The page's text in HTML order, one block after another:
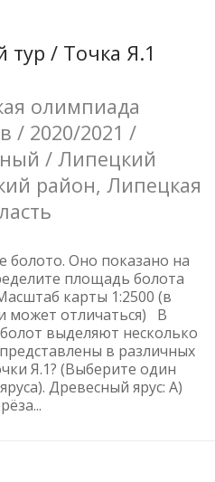
тур / Точка Я.1
олимпиада
/ 2020/2021 /
/ Липецкий
район, Липецкая
Оно показано на
площадь болота
Масштаб карты 1:2500 (в
может отличаться) В
выделяют несколько
в различных
Я.1? (Выберите один
Древесный ярус: А)